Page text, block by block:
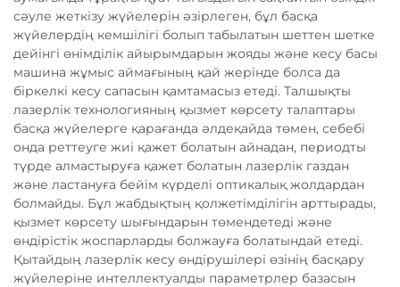
сәуле жеткізу жүйелерін әзірлеген, бұл басқа
жүйелердің кемшілігі болып табылатын шеттен шетке
дейінгі өнімділік айырымдарын жояды және кесу басы
машина жұмыс аймағының қай жерінде болса да
біркелкі кесу сапасын қамтамасыз етеді. Талшықты
лазерлік технологияның қызмет көрсету талаптары
басқа жүйелерге қарағанда әлдеқайда төмен, себебі
онда реттеуге жиі қажет болатын айнадан, периодты
түрде алмастыруға қажет болатын лазерлік газдан
және ластануға бейім күрделі оптикалық жолдардан
болмайды. Бұл жабдықтың қолжетімділігін арттырады,
қызмет көрсету шығындарын төмендетеді және
өндірістік жоспарларды болжауға болатындай етеді.
Қытайдың лазерлік кесу өндірушілері өзінің басқару
жүйелеріне интеллектуалды параметрлер базасын